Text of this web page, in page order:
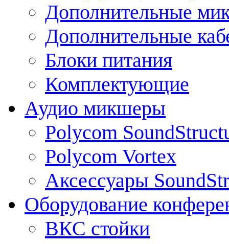
Дополнительные
Дополнительные
Блоки питания
Комплектующие
Аудио микшеры
Polycom
Polycom Vortex
Аксессуары
Оборудование
ВКС стойки